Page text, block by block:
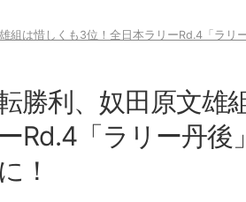
組は惜しくも3位！全日本ラリーRd.4「ラリ
勝利、奴田原文雄
Rd.4「ラリー丹後
！